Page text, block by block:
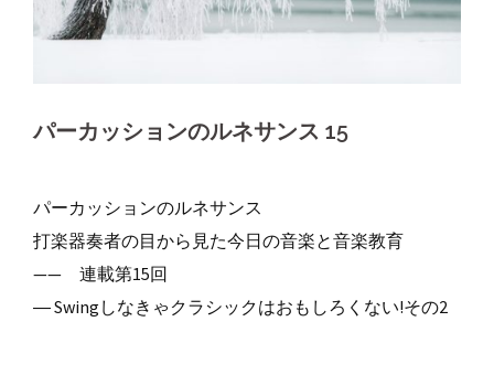
パーカッションのルネサンス 15
パーカッションのルネサンス
打楽器奏者の目から見た今日の音楽と音楽教育
—— 連載第15回
― Swingしなきゃクラシックはおもしろくない!その2